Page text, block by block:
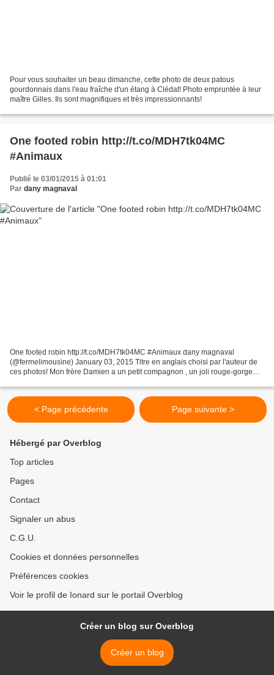
Pour vous souhaiter un beau dimanche, cette photo de deux patous
gourdonnais dans l'eau fraîche d'un étang à Clédat! Photo empruntée à leur
maître Gilles. Ils sont magnifiques et très impressionnants!
One footed robin http://t.co/MDH7tk04MC
#Animaux
Publié le 03/01/2015 à 01:01
Par dany magnaval
One footed robin http://t.co/MDH7tk04MC #Animaux dany magnaval
(@fermelimousine) January 03, 2015 Titre en anglais choisi par l'auteur de
ces photos! Mon frère Damien a un petit compagnon , un joli rouge-gorge
< Page précédente Page suivante >
Hébergé par Overblog
Top articles
Pages
Contact
Signaler un abus
C.G.U.
Cookies et données personnelles
Préférences cookies
Voir le profil de Ionard sur le portail Overblog
Créer un blog sur Overblog
Créer un blog